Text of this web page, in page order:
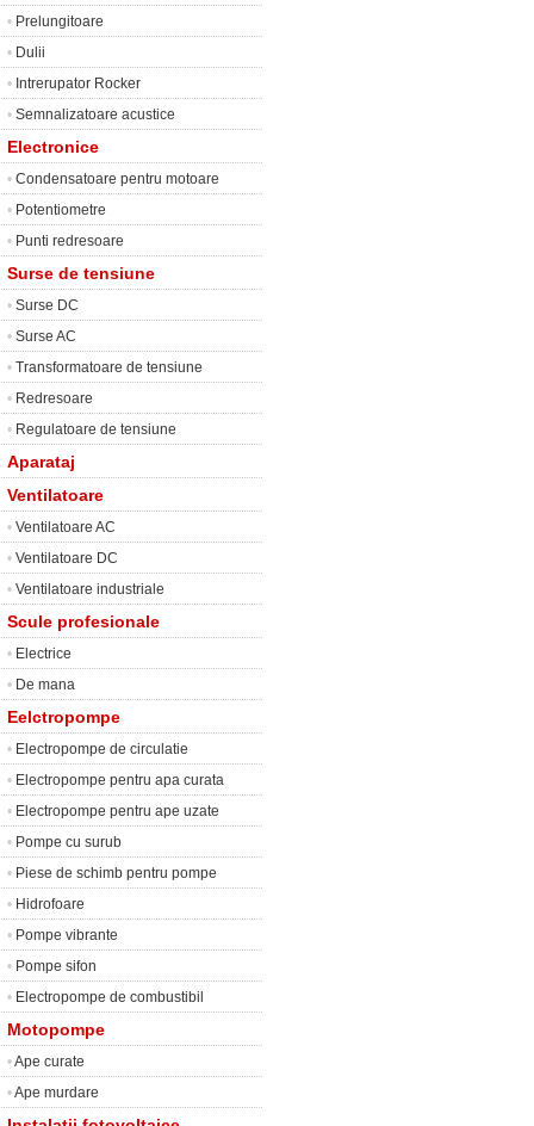
• Prelungitoare
• Dulii
• Intrerupator Rocker
• Semnalizatoare acustice
Electronice
• Condensatoare pentru motoare
• Potentiometre
• Punti redresoare
Surse de tensiune
• Surse DC
• Surse AC
• Transformatoare de tensiune
• Redresoare
• Regulatoare de tensiune
Aparataj
Ventilatoare
• Ventilatoare AC
• Ventilatoare DC
• Ventilatoare industriale
Scule profesionale
• Electrice
• De mana
Eelctropompe
• Electropompe de circulatie
• Electropompe pentru apa curata
• Electropompe pentru ape uzate
• Pompe cu surub
• Piese de schimb pentru pompe
• Hidrofoare
• Pompe vibrante
• Pompe sifon
• Electropompe de combustibil
Motopompe
•Ape curate
•Ape murdare